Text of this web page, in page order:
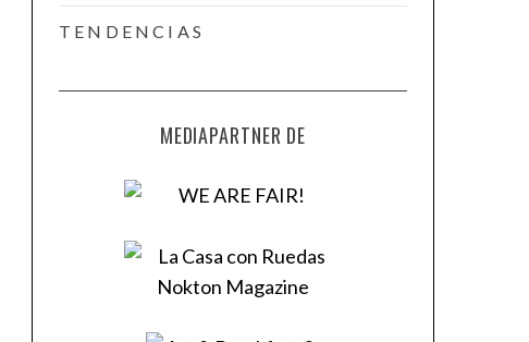
TENDENCIAS
MEDIAPARTNER DE